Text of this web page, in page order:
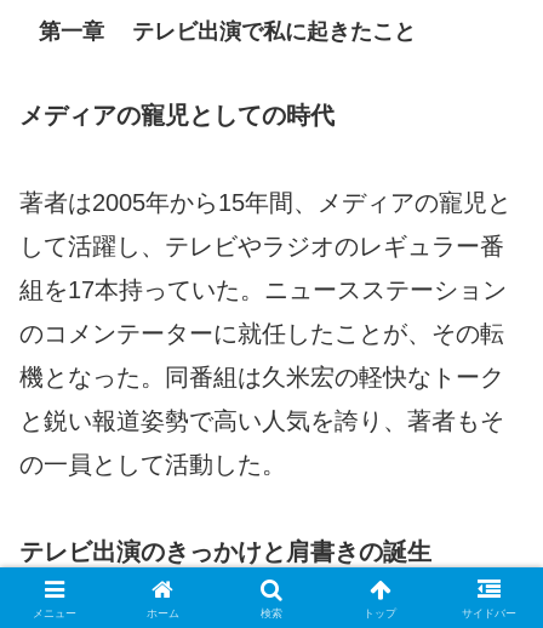
第一章 テレビ出演で私に起きたこと
メディアの寵児としての時代
著者は2005年から15年間、メディアの寵児と
して活躍し、テレビやラジオのレギュラー番
組を17本持っていた。ニュースステーション
のコメンテーターに就任したことが、その転
機となった。同番組は久米宏の軽快なトーク
と鋭い報道姿勢で高い人気を誇り、著者もそ
の一員として活動した。
テレビ出演のきっかけと肩書きの誕生
メニュー ホーム 検索 トップ サイドバー